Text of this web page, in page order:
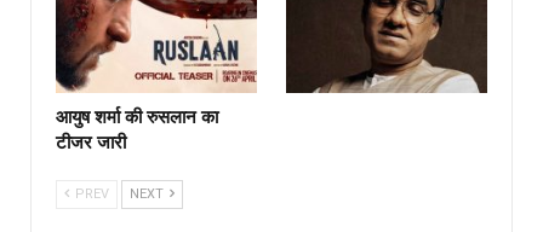
आयुष शर्मा की रुसलान का
टीजर जारी
PREV NEXT